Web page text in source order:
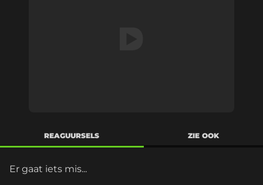
REAGUURSELS ZIE OOK
Er gaat iets mis...